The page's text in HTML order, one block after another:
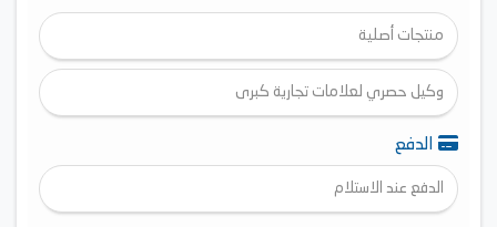
منتجات أصلية
وكيل حصري لعلامات تجارية كبرى
الدفع
الدفع عند الاستلام